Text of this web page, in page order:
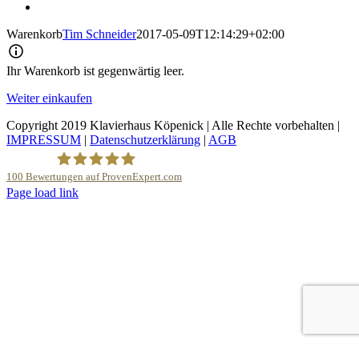
WarenkorbTim Schneider2017-05-09T12:14:29+02:00
Ihr Warenkorb ist gegenwärtig leer.
Weiter einkaufen
Copyright 2019 Klavierhaus Köpenick | Alle Rechte vorbehalten |
IMPRESSUM | Datenschutzerklärung | AGB
100 Bewertungen auf ProvenExpert.com
YouTube
Page load link